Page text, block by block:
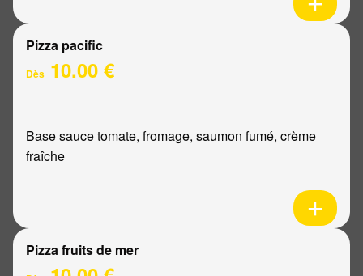
Pizza pacific
Dès 10.00 €
Base sauce tomate, fromage, saumon fumé, crème
fraîche
Pizza fruits de mer